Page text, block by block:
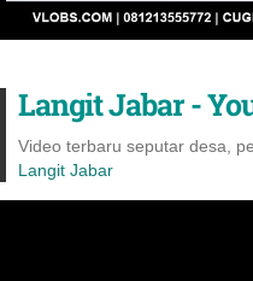
Langit Jabar -
Video terbaru seputar desa,
Langit Jabar